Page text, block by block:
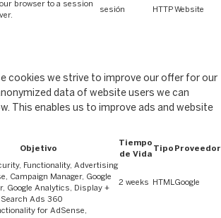
browser to a session
sesión HTTP Website
cookies we strive to improve our offer for our
data of website users we can
This enables us to improve ads and website
Objetivo
Tiempo
de Vida
Tipo Proveedor
Functionality, Advertising
Campaign Manager, Google
Google Analytics, Display +
Search Ads 360
2 weeks HTMLGoogle
for AdSense,